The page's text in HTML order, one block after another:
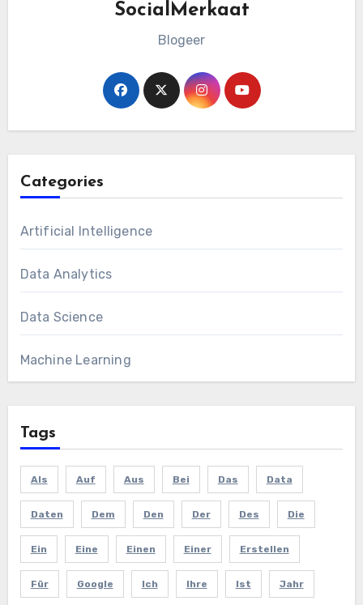
SocialMerkaat
Blogeer
Categories
Artificial Intelligence
Data Analytics
Data Science
Machine Learning
Tags
Als Auf Aus Bei Das Data
Daten Dem Den Der Des Die
Ein Eine Einen Einer Erstellen
Für Google Ich Ihre Ist Jahr